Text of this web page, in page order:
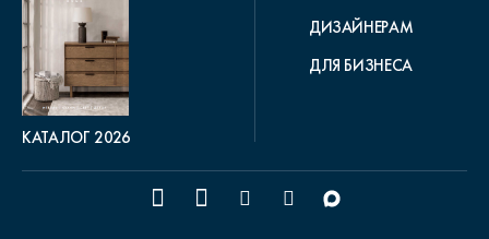
КАТАЛОГ 2026
ДИЗАЙНЕРАМ
ДЛЯ БИЗНЕСА